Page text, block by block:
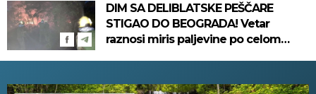
DIM SA DELIBLATSKE PEŠČARE
STIGAO DO BEOGRADA! Vetar
raznosi miris paljevine po celom